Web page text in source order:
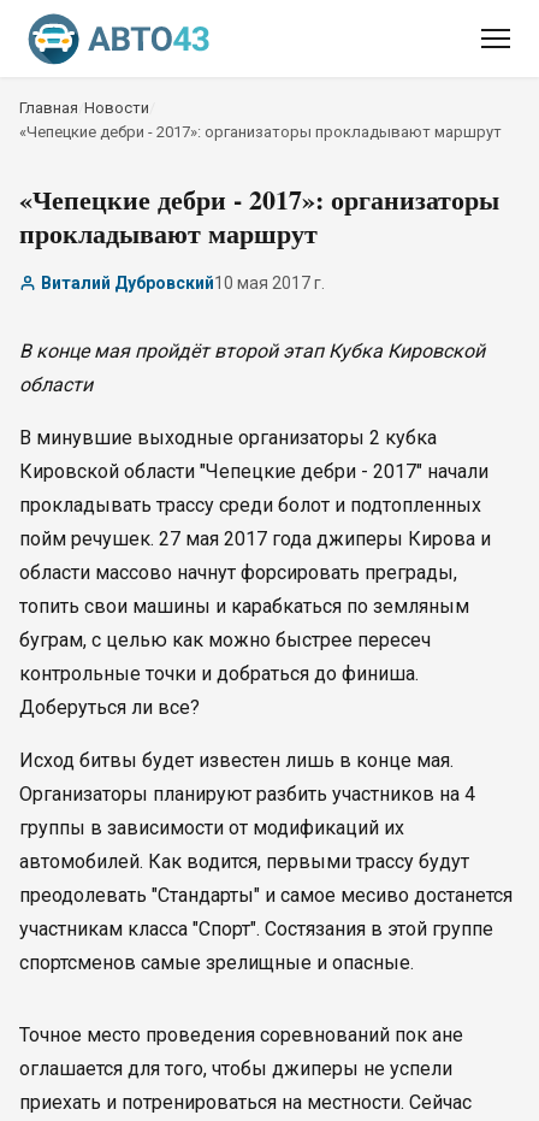
Главная Новости
«Чепецкие дебри - 2017»: организаторы прокладывают маршрут
«Чепецкие дебри - 2017»: организаторы
прокладывают маршрут
Виталий Дубровский10 мая 2017 г.
В конце мая пройдёт второй этап Кубка Кировской
области
В минувшие выходные организаторы 2 кубка
Кировской области "Чепецкие дебри - 2017" начали
прокладывать трассу среди болот и подтопленных
пойм речушек. 27 мая 2017 года джиперы Кирова и
области массово начнут форсировать преграды,
топить свои машины и карабкаться по земляным
буграм, с целью как можно быстрее пересеч
контрольные точки и добраться до финиша.
Доберуться ли все?
Исход битвы будет известен лишь в конце мая.
Организаторы планируют разбить участников на 4
группы в зависимости от модификаций их
автомобилей. Как водится, первыми трассу будут
преодолевать "Стандарты" и самое месиво достанется
участникам класса "Спорт". Состязания в этой группе
спортсменов самые зрелищные и опасные.
Точное место проведения соревнований пок ане
оглашается для того, чтобы джиперы не успели
приехать и потренироваться на местности. Сейчас